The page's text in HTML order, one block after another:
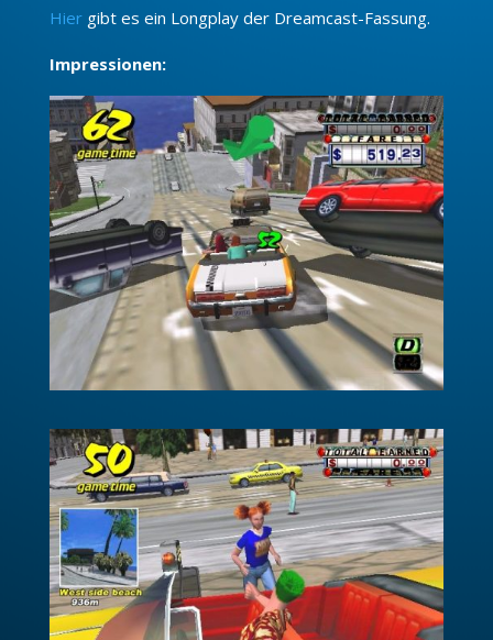
Hiergibt es ein Longplay der Dreamcast-Fassung.
Impressionen: